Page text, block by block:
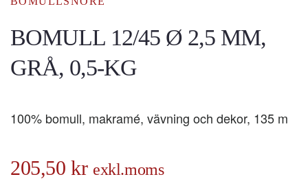
BOMULL 12/45 Ø 2,5 MM,
GRÅ, 0,5-KG
100% bomull, makramé, vävning och dekor, 135 m
205,50kr exkl.moms